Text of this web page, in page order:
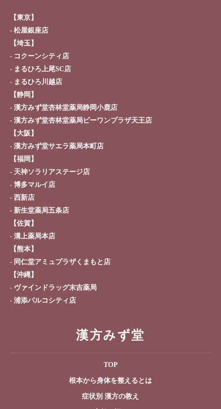
【東京】
松屋銀座店
【埼玉】
コクーンシティ店
まるひろ上尾SC店
まるひろ川越店
【静岡】
漢方みず堂杏林堂薬局静岡小鹿店
漢方みず堂杏林堂薬局ピーワンプラザ天王店
【大阪】
漢方みず堂サエラ薬局本町店
【福岡】
天神ソラリアステージ店
博多マルイ店
西新店
新生堂薬局五条店
【佐賀】
溝上薬局本店
【熊本】
同仁堂アミュプラザくまもと店
【沖縄】
ヴァインドラッグ末吉薬局
浦添パルコシティ店
漢方みず堂
TOP
根本から身体を整えるとは
症状別 漢方の教え